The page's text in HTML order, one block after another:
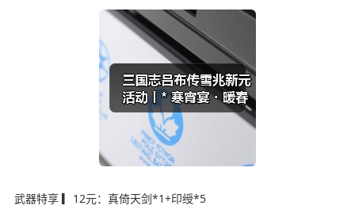
武器特享 ▎12元：真倚天剑*1+印绶*5